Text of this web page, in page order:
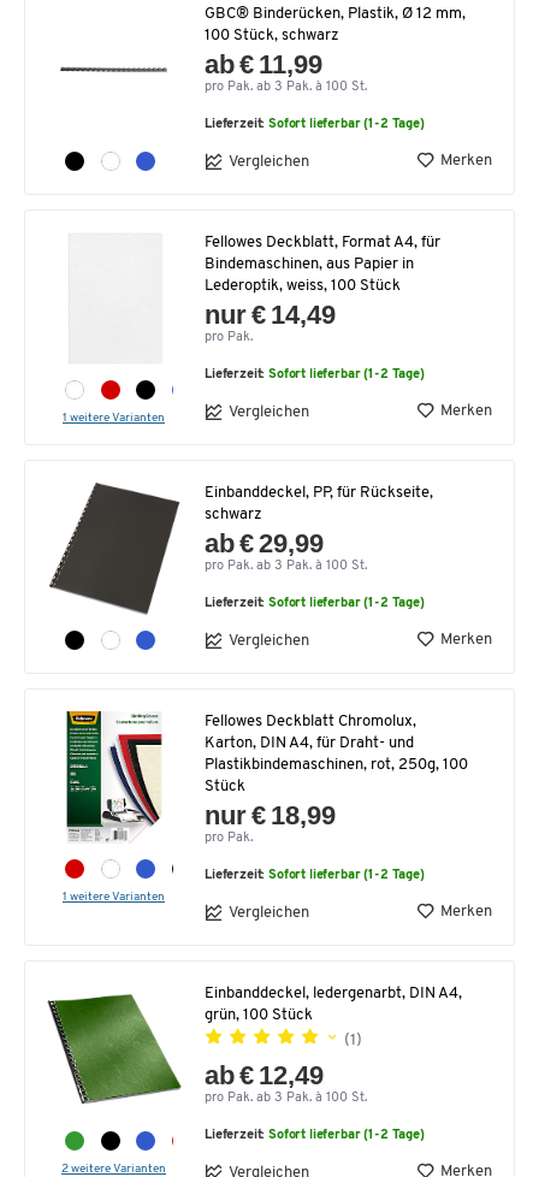
GBC® Binderücken, Plastik, Ø 12 mm,
100 Stück, schwarz
ab € 11,99
pro Pak. ab 3 Pak. à 100 St.
Lieferzeit:Sofort lieferbar (1-2 Tage)
Vergleichen Merken
1 weitere Varianten
Fellowes Deckblatt, Format A4, für
Bindemaschinen, aus Papier in
Lederoptik, weiss, 100 Stück
nur € 14,49
pro Pak.
Lieferzeit:Sofort lieferbar (1-2 Tage)
Vergleichen Merken
Einbanddeckel, PP, für Rückseite,
schwarz
ab € 29,99
pro Pak. ab 3 Pak. à 100 St.
Lieferzeit:Sofort lieferbar (1-2 Tage)
Vergleichen Merken
1 weitere Varianten
Fellowes Deckblatt Chromolux,
Karton, DIN A4, für Draht- und
Plastikbindemaschinen, rot, 250g, 100
Stück
nur € 18,99
pro Pak.
Lieferzeit:Sofort lieferbar (1-2 Tage)
Vergleichen Merken
2 weitere Varianten
Einbanddeckel, ledergenarbt, DIN A4,
grün, 100 Stück
(1)
ab € 12,49
pro Pak. ab 3 Pak. à 100 St.
Lieferzeit:Sofort lieferbar (1-2 Tage)
Vergleichen Merken